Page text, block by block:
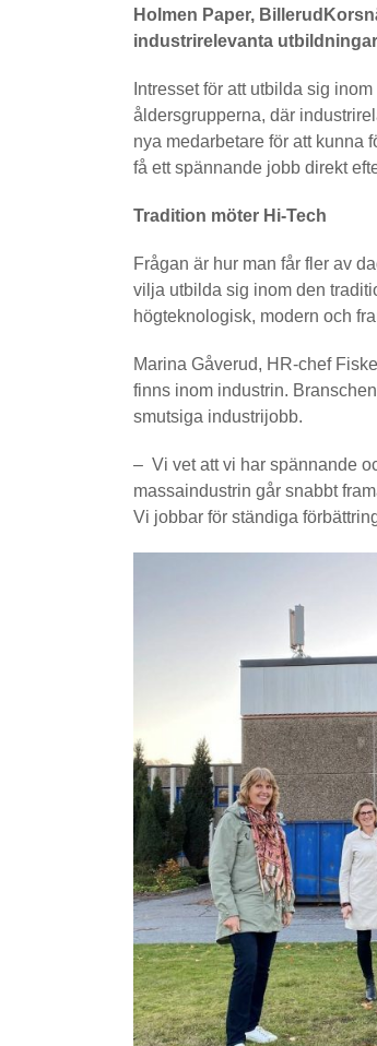
Holmen Paper,
industrirelevanta
Intresset för att utbilda sig
åldersgrupperna, där
nya medarbetare för att kunna
få ett spännande jobb direkt
Tradition möter Hi-Tech
Frågan är hur man får fler av
vilja utbilda sig inom den
högteknologisk, modern och
Marina Gåverud, HR-chef
finns inom industrin.
smutsiga industrijobb.
– Vi vet att vi har spännande
massaindustrin går snabbt
Vi jobbar för ständiga